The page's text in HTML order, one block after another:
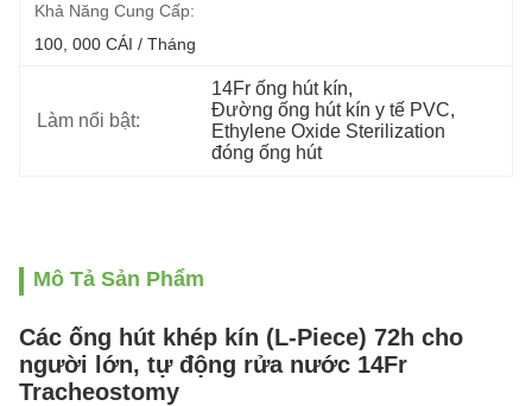
Khả Năng Cung Cấp:
100, 000 CÁI / Tháng
Làm nổi bật:
14Fr ống hút kín,
Đường ống hút kín y tế PVC,
Ethylene Oxide Sterilization
đóng ống hút
Mô Tả Sản Phẩm
Các ống hút khép kín (L-Piece) 72h cho
người lớn, tự động rửa nước 14Fr
Tracheostomy